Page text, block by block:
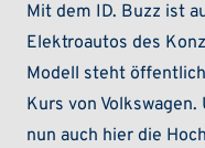
Mit dem ID. Buzz ist
Elektroautos des
Modell steht
Kurs von
nun auch hier die